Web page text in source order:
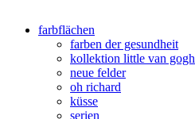
farbflächen
farben der gesundheit
kollektion little van gogh
neue felder
oh richard
küsse
serien